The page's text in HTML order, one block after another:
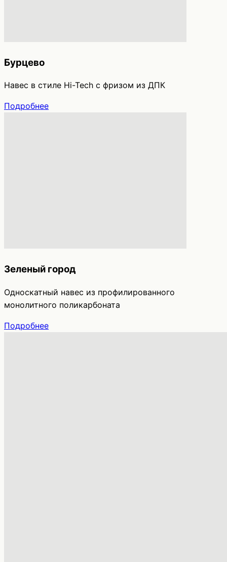
Бурцево
Навес в стиле Hi-Tech с фризом из ДПК
Подробнее
Зеленый город
Односкатный навес из профилированного
монолитного поликарбоната
Подробнее